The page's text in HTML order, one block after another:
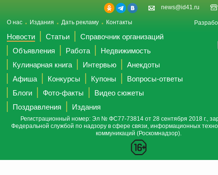
news@id41.ru
О нас Издания Дать рекламу Контакты
Новости Статьи
Справочник организаций
Объявления
Работа
Недвижимость
Кулинарная книга
Интервью
Анекдоты
Афиша
Конкурсы Купоны
Вопросы-ответы
Блоги
Фото-факты
Видео сюжеты
Поздравления
Издания
Регистрационный номер: Эл № ФС77-73814 от 28 сентября 2018 г.,
Федеральной службой по надзору в сфере связи, информационных
коммуникаций (Роскомнадзор).